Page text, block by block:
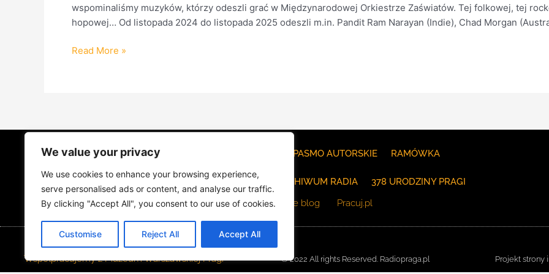
We value your privacy
We use cookies to enhance your browsing experience,
serve personalised ads or content, and analyse our traffic.
By clicking "Accept All", you consent to our use of cookies.
Customise Reject All Accept All
wspominaliśmy muzyków, którzy odeszli grać w Międzynarodowej Orkiestrze Zaświatów. Tej folkowej, tej
hopowej… Od listopada 2024 do listopada 2025 odeszli m.in. Pandit Ram Narayan (Indie), Chad Morgan
Read More »
STRONA GŁÓWNA PASMO AUTORSKIE RAMÓWKA
MUZYKA I KONCERTY KONTAKT ARCHIWUM RADIA
378 URODZINY PRAGI
The blog
Pracuj.pl
Współpracujemy z Muzeum Warszawskiej Pragi © 2022 All rights Reserved. Radiopraga.pl Projekt strony